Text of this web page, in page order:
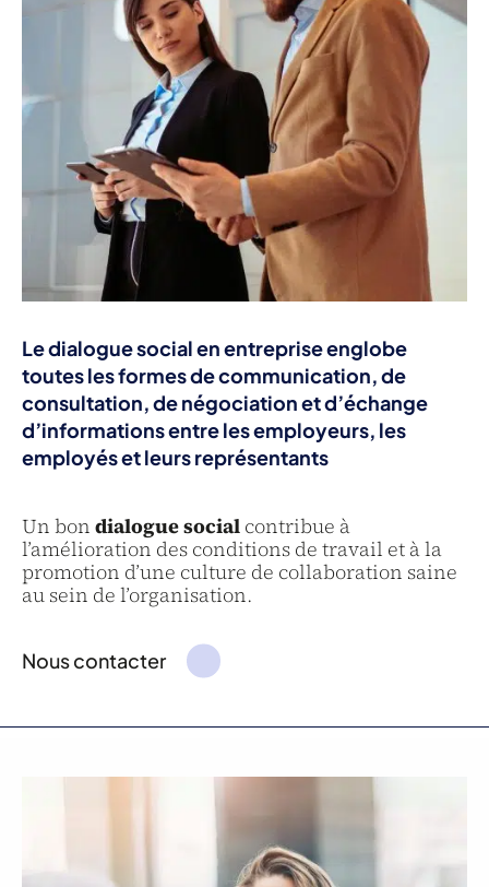
Ledialogue social en entrepriseenglobe
toutes les formes de communication, de
consultation, de négociation et d’échange
d’informations entre les employeurs, les
employés et leurs représentants
Un bon dialogue social contribue à
l’amélioration des conditions de travail et à la
promotion d’une culture de collaboration saine
au sein de l’organisation.
Nous contacter